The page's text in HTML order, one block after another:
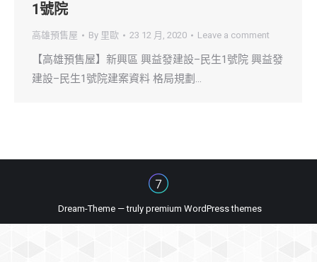
1號院
高雄預售屋 By 里歐 23 12 月, 2020 Leave a comment
【高雄預售屋】新興區 興益發建設–民生1號院 興益發
建設–民生1號院建案資料 格局規劃…
Dream-Theme — truly premium WordPress themes